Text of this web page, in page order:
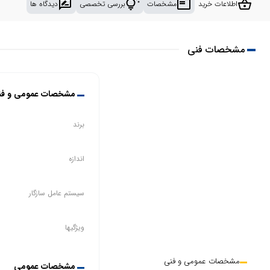
shopping_basketاطلاعات خرید featured_play_listمشخصات tips_and_updatesبررسی تخصصی rate_reviewدیدگاه ها
مشخصات فنی
مشخصات عمومی و فنی
مشخصات عمومی و
برند
اندازه
سیستم عامل سازگار
ویژگیها
مشخصات عمومی